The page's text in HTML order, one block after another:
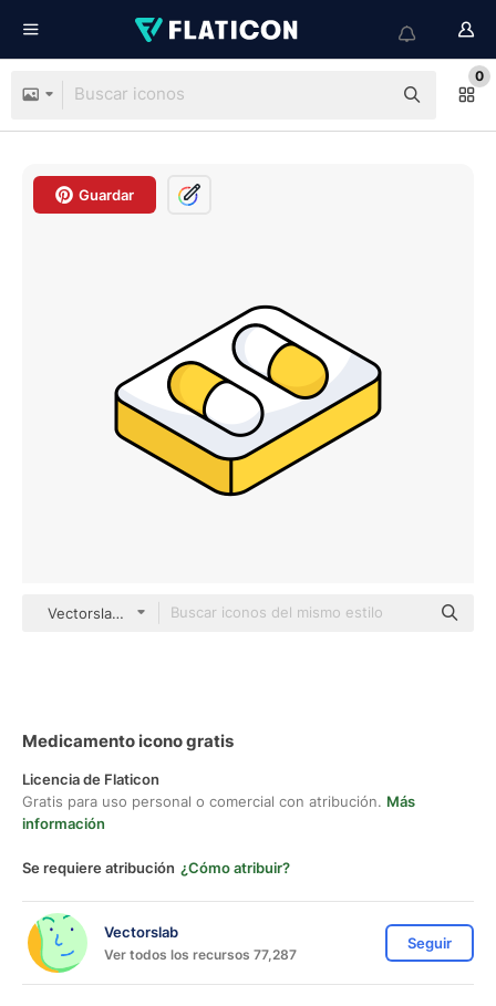
0
Guardar
Vectorslab Others
Medicamento icono gratis
Licencia de Flaticon
Gratis para uso personal o comercial con atribución. Más
información
Se requiere atribución ¿Cómo atribuir?
Vectorslab
Ver todos los recursos 77,287
Seguir